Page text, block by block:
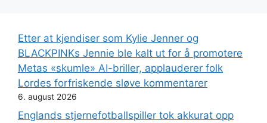
Etter at kjendiser som Kylie Jenner og
BLACKPINKs Jennie ble kalt ut for å promotere
Metas «skumle» AI-briller, applauderer folk
Lordes forfriskende sløve kommentarer
6. august 2026
Englands stjernefotballspiller tok akkurat opp